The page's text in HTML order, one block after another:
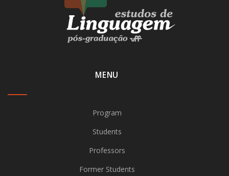
MENU
Program
Students
Professors
Former Students